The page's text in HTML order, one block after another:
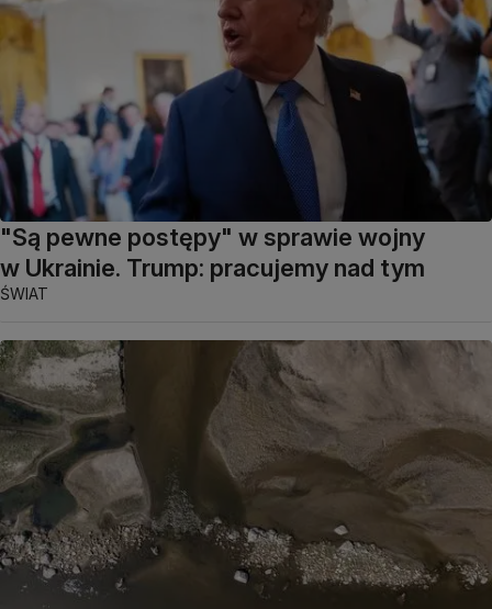
"Są pewne postępy" w sprawie wojny
w Ukrainie. Trump: pracujemy nad tym
ŚWIAT